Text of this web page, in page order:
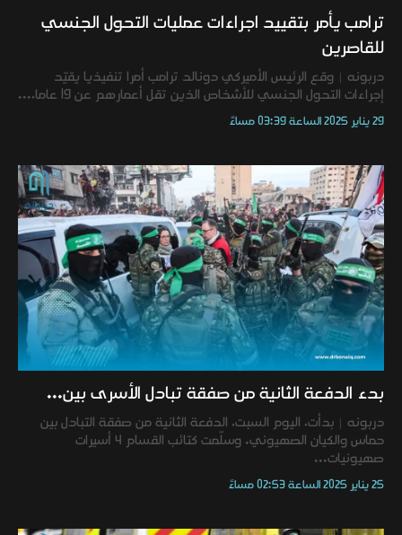
ترامب يأمر بتقييد اجراءات عمليات التحول الجنسي
للقاصرين
دربونه | وقع الرئيس الأميركي دونالد ترامب أمرا تنفيذيا يقيّد
إجراءات التحول الجنسي للأشخاص الذين تقل أعمارهم عن 19 عاما،...
29 يناير 2025 الساعة 03:39 مساءً
بدء الدفعة الثانية من صفقة تبادل الأسرى بين...
دربونه | بدأت، اليوم السبت، الدفعة الثانية من صفقة التبادل بين
حماس والكيان الصهيوني. وسلّمت كتائب القسام 4 أسيرات
صهيونيات...
25 يناير 2025 الساعة 02:53 مساءً